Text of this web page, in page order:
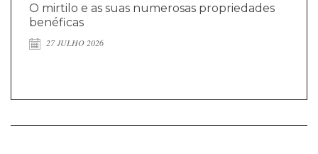
O mirtilo e as suas numerosas propriedades
benéficas
27 JULHO 2026